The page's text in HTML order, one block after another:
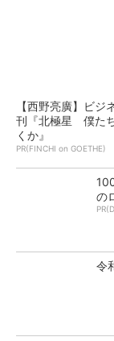
【西野亮廣】ビジ
刊『北極星 僕た
くか』
PR(FINCHI on GOETHE)
の
令